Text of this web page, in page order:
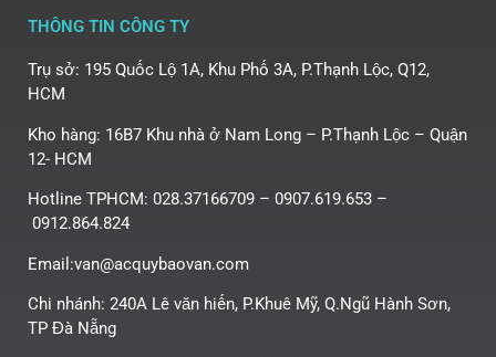
THÔNG TIN CÔNG TY
Trụ sở: 195 Quốc Lộ 1A, Khu Phố 3A, P.Thạnh Lộc, Q12,
HCM
Kho hàng: 16B7 Khu nhà ở Nam Long – P.Thạnh Lộc – Quận
12- HCM
Hotline TPHCM: 028.37166709 – 0907.619.653 –
0912.864.824
Email:van@acquybaovan.com
Chi nhánh: 240A Lê văn hiến, P.Khuê Mỹ, Q.Ngũ Hành Sơn,
TP Đà Nẵng